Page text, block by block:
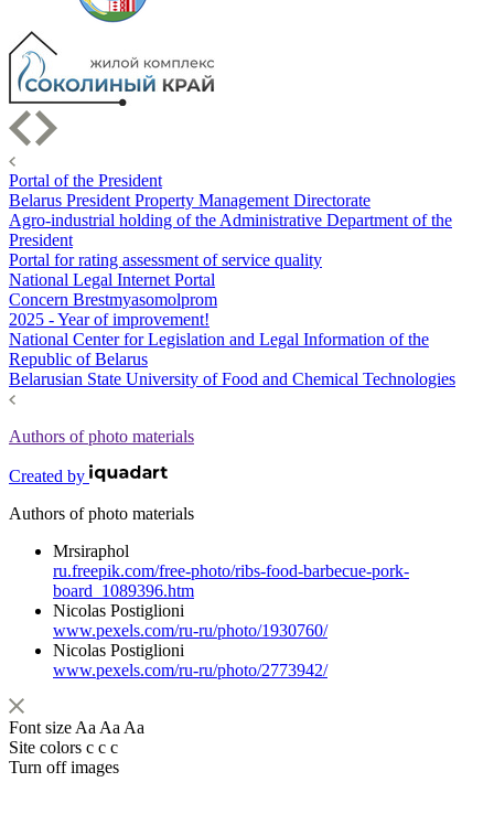
Portal of the President
Belarus President Property Management Directorate
Agro-industrial holding of the Administrative Department of the
President
Portal for rating assessment of service quality
National Legal Internet Portal
Concern Brestmyasomolprom
2025 - Year of improvement!
National Center for Legislation and Legal Information of the
Republic of Belarus
Belarusian State University of Food and Chemical Technologies
Authors of photo materials
Created by
Authors of photo materials
Mrsiraphol
ru.freepik.com/free-photo/ribs-food-barbecue-pork-
board_1089396.htm
Nicolas Postiglioni
www.pexels.com/ru-ru/photo/1930760/
Nicolas Postiglioni
www.pexels.com/ru-ru/photo/2773942/
Font size Aa Aa Aa
Site colors c c c
Turn off images